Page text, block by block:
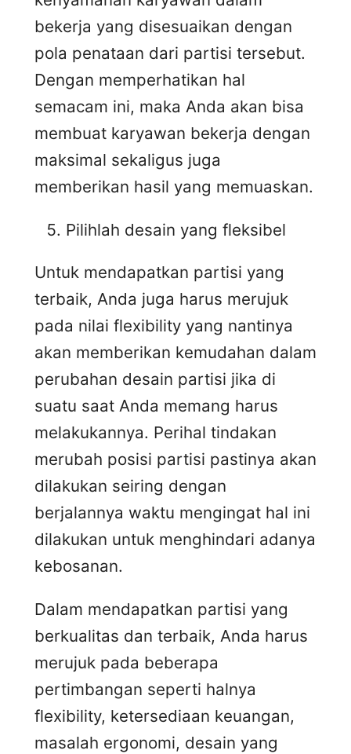
bekerja yang disesuaikan dengan
pola penataan dari partisi tersebut.
Dengan memperhatikan hal
semacam ini, maka Anda akan bisa
membuat karyawan bekerja dengan
maksimal sekaligus juga
memberikan hasil yang memuaskan.
Pilihlah desain yang fleksibel
Untuk mendapatkan partisi yang
terbaik, Anda juga harus merujuk
pada nilai flexibility yang nantinya
akan memberikan kemudahan dalam
perubahan desain partisi jika di
suatu saat Anda memang harus
melakukannya. Perihal tindakan
merubah posisi partisi pastinya akan
dilakukan seiring dengan
berjalannya waktu mengingat hal ini
dilakukan untuk menghindari adanya
kebosanan.
Dalam mendapatkan partisi yang
berkualitas dan terbaik, Anda harus
merujuk pada beberapa
pertimbangan seperti halnya
flexibility, ketersediaan keuangan,
masalah ergonomi, desain yang